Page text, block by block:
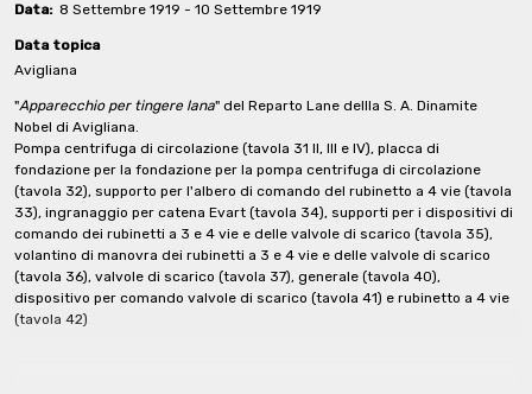
Data: 8 Settembre 1919 - 10 Settembre 1919
Data topica
Avigliana
"Apparecchio per tingere lana" del Reparto Lane dellla S. A. Dinamite
Nobel di Avigliana.
Pompa centrifuga di circolazione (tavola 31 II, III e IV), placca di
fondazione per la fondazione per la pompa centrifuga di circolazione
(tavola 32), supporto per l'albero di comando del rubinetto a 4 vie (tavola
33), ingranaggio per catena Evart (tavola 34), supporti per i dispositivi di
comando dei rubinetti a 3 e 4 vie e delle valvole di scarico (tavola 35),
volantino di manovra dei rubinetti a 3 e 4 vie e delle valvole di scarico
(tavola 36), valvole di scarico (tavola 37), generale (tavola 40),
dispositivo per comando valvole di scarico (tavola 41) e rubinetto a 4 vie
(tavola 42)